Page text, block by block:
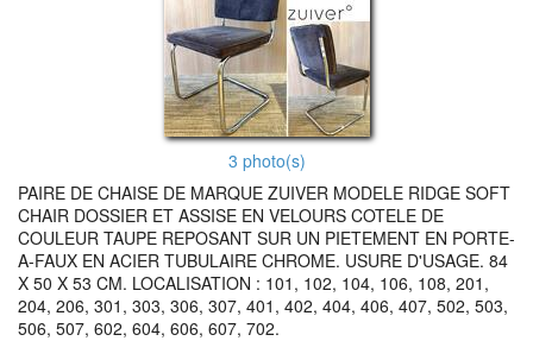
3 photo(s)
PAIRE DE CHAISE DE MARQUE ZUIVER MODELE RIDGE SOFT
CHAIR DOSSIER ET ASSISE EN VELOURS COTELE DE
COULEUR TAUPE REPOSANT SUR UN PIETEMENT EN PORTE-
A-FAUX EN ACIER TUBULAIRE CHROME. USURE D'USAGE. 84
X 50 X 53 CM. LOCALISATION : 101, 102, 104, 106, 108, 201,
204, 206, 301, 303, 306, 307, 401, 402, 404, 406, 407, 502, 503,
506, 507, 602, 604, 606, 607, 702.